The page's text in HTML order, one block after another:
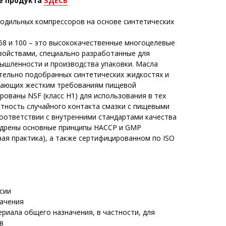
компрессоров на основе синтетических
и 100 – это высококачественные многоцелевые
специально разработанные для
и производства упаковки. Масла
подобранных синтетических жидкостях и
жестким требованиям пищевой
NSF (класс H1) для использования в тех
случайного контакта смазки с пищевыми
с внутренними стандартами качества
основные принципы HACCP и GMP
практика), а также сертифицированном по ISO
общего назначения, в частности, для